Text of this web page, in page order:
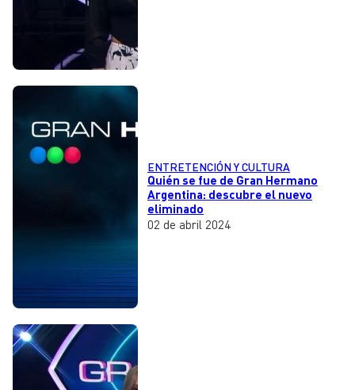
ENTRETENCIÓN Y CULTURA
Quién se fue de Gran Hermano
Argentina: descubre el nuevo
eliminado
02 de abril 2024